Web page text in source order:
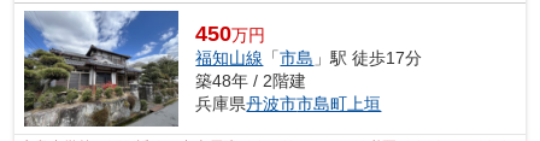
450万円
福知山線 「市島 」駅 徒歩17分
築48年 / 2階建
兵庫県丹波市市島町上垣